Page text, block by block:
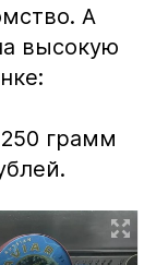
А
высокую
грамм